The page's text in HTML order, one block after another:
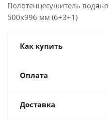
Полотенцесушитель
500х996 мм (6+3+1)
Как купить
Оплата
Доставка